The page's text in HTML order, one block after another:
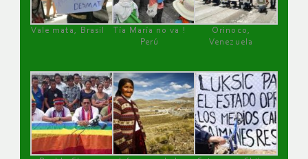
Vale mata, Brasil
Tía María no va !
Perú
Orinoco,
Venezuela